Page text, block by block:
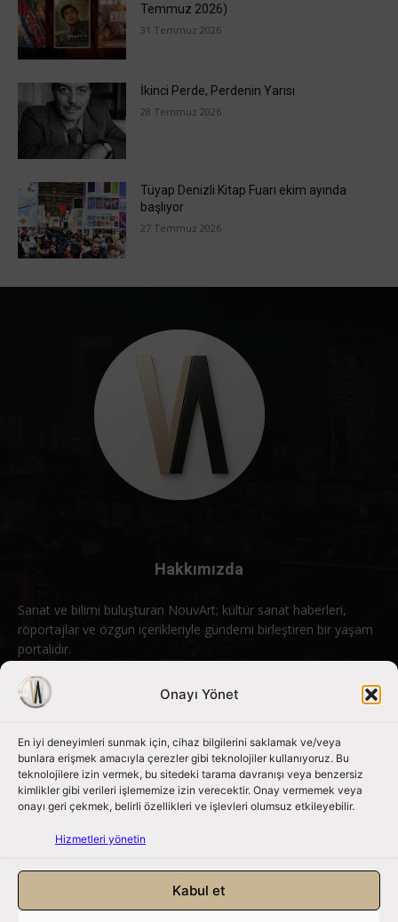
Onayı Yönet
En iyi deneyimleri sunmak için, cihaz bilgilerini saklamak ve/veya
bunlara erişmek amacıyla çerezler gibi teknolojiler kullanıyoruz. Bu
teknolojilere izin vermek, bu sitedeki tarama davranışı veya benzersiz
kimlikler gibi verileri işlememize izin verecektir. Onay vermemek veya
onayı geri çekmek, belirli özellikleri ve işlevleri olumsuz etkileyebilir.
Hizmetleri yönetin
Kabul et
Temmuz 2026)
31 Temmuz 2026
İkinci Perde, Perdenin Yarısı
28 Temmuz 2026
Tüyap Denizli Kitap Fuarı ekim ayında
başlıyor
27 Temmuz 2026
Hakkımızda
Sanat ve bilimi buluşturan NouvArt; kültür sanat haberleri,
röportajlar ve özgün içerikleriyle gündemi birleştiren bir yaşam
portalıdır.
Bizimle iletişime geçin: info@nouvart.net
Bizi Takip Edin